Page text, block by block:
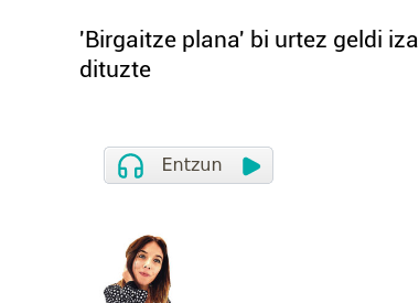
'Birgaitze plana' bi urtez geldi
dituzte